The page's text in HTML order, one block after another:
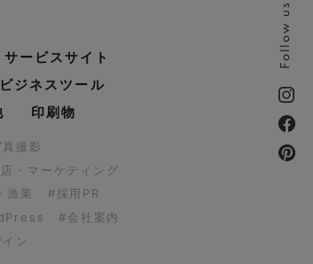
サービスサイト
ビジネスツール
印刷物
撮影
・マーケティング
漁業
#採用PR
#会社案内
ン
Follow us